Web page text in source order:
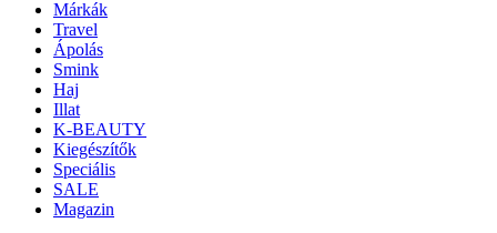
Márkák
Travel
Ápolás
Smink
Haj
Illat
K-BEAUTY
Kiegészítők
Speciális
SALE
Magazin